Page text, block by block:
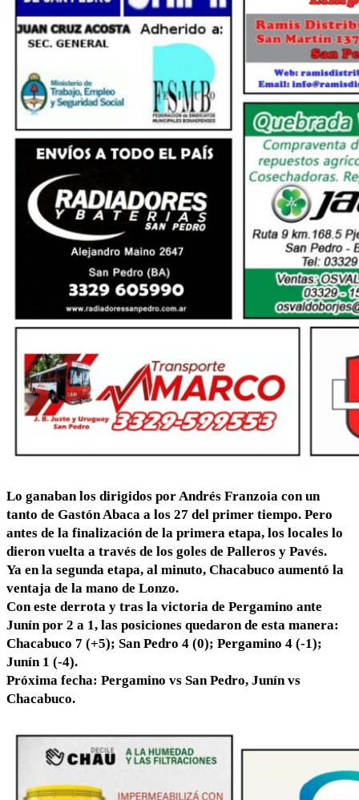
Lo ganaban los dirigidos por Andrés Franzoia con un
tanto de Gastón Abaca a los 27 del primer tiempo. Pero
antes de la finalización de la primera etapa, los locales lo
dieron vuelta a través de los goles de Palleros y Pavés.
Ya en la segunda etapa, al minuto, Chacabuco aumentó la
ventaja de la mano de Lonzo.
Con este derrota y tras la victoria de Pergamino ante
Junín por 2 a 1, las posiciones quedaron de esta manera:
Chacabuco 7 (+5); San Pedro 4 (0); Pergamino 4 (-1);
Junín 1 (-4).
Próxima fecha: Pergamino vs San Pedro, Junín vs
Chacabuco.